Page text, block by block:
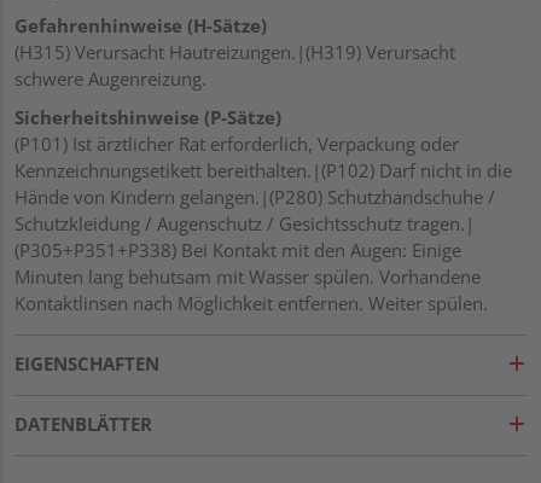
Gefahrenhinweise (H-Sätze)
(H315) Verursacht Hautreizungen.|(H319) Verursacht
schwere Augenreizung.
Sicherheitshinweise (P-Sätze)
(P101) Ist ärztlicher Rat erforderlich, Verpackung oder
Kennzeichnungsetikett bereithalten.|(P102) Darf nicht in die
Hände von Kindern gelangen.|(P280) Schutzhandschuhe /
Schutzkleidung / Augenschutz / Gesichtsschutz tragen.|
(P305+P351+P338) Bei Kontakt mit den Augen: Einige
Minuten lang behutsam mit Wasser spülen. Vorhandene
Kontaktlinsen nach Möglichkeit entfernen. Weiter spülen.
EIGENSCHAFTEN
DATENBLÄTTER